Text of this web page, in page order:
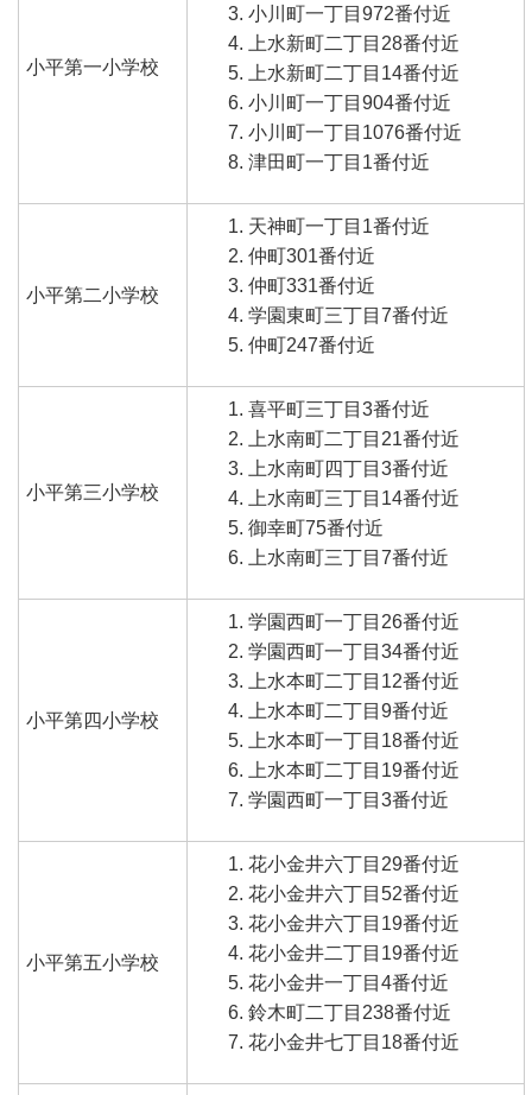
小平第一小学校
小川町一丁目972番付近
上水新町二丁目28番付近
上水新町二丁目14番付近
小川町一丁目904番付近
小川町一丁目1076番付近
津田町一丁目1番付近
小平第二小学校
天神町一丁目1番付近
仲町301番付近
仲町331番付近
学園東町三丁目7番付近
仲町247番付近
小平第三小学校
喜平町三丁目3番付近
上水南町二丁目21番付近
上水南町四丁目3番付近
上水南町三丁目14番付近
御幸町75番付近
上水南町三丁目7番付近
小平第四小学校
学園西町一丁目26番付近
学園西町一丁目34番付近
上水本町二丁目12番付近
上水本町二丁目9番付近
上水本町一丁目18番付近
上水本町二丁目19番付近
学園西町一丁目3番付近
小平第五小学校
花小金井六丁目29番付近
花小金井六丁目52番付近
花小金井六丁目19番付近
花小金井二丁目19番付近
花小金井一丁目4番付近
鈴木町二丁目238番付近
花小金井七丁目18番付近